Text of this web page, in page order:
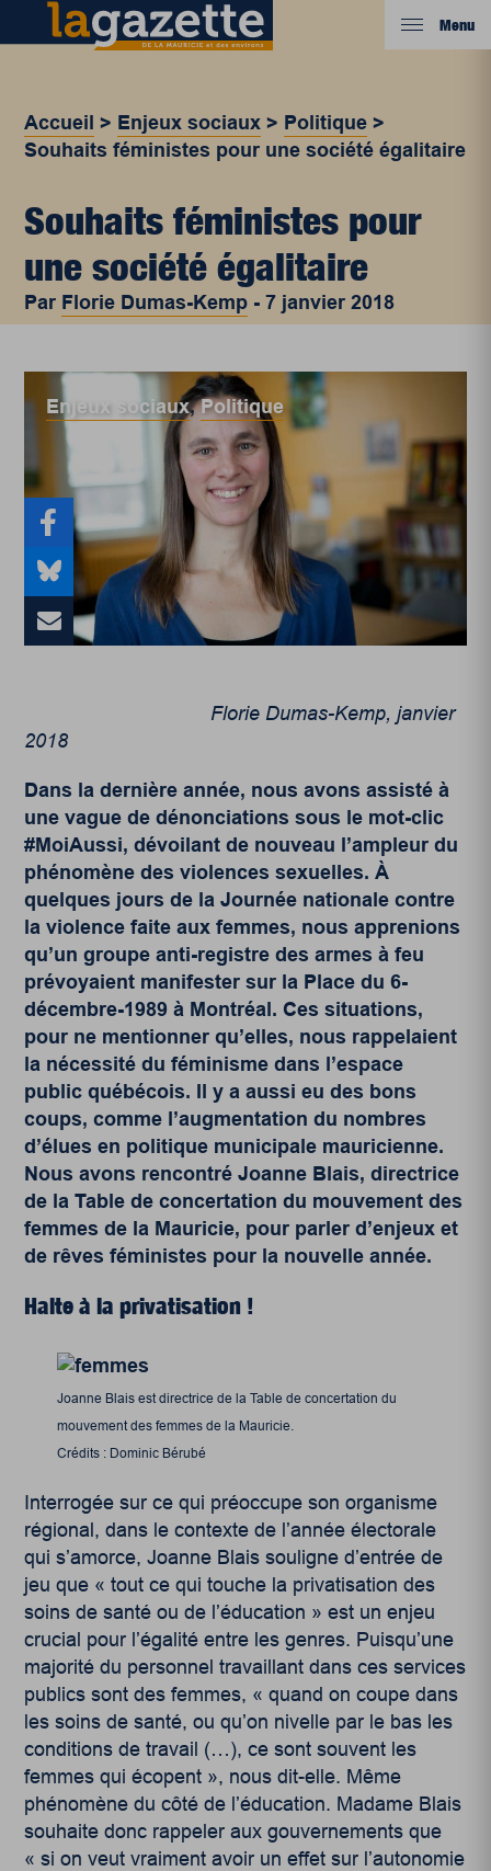
Menu
Accueil > Enjeux sociaux > Politique >
Souhaits féministes pour une société égalitaire
Souhaits féministes pour
une société égalitaire
Par Florie Dumas-Kemp -7 janvier 2018
Enjeux sociaux,Politique
Florie Dumas-Kemp, janvier
2018
Dans la dernière année, nous avons assisté à
une vague de dénonciations sous le mot-clic
#MoiAussi, dévoilant de nouveau l’ampleur du
phénomène des violences sexuelles. À
quelques jours de la Journée nationale contre
la violence faite aux femmes, nous apprenions
qu’un groupe anti-registre des armes à feu
prévoyaient manifester sur la Place du 6-
décembre-1989 à Montréal. Ces situations,
pour ne mentionner qu’elles, nous rappelaient
la nécessité du féminisme dans l’espace
public québécois. Il y a aussi eu des bons
coups, comme l’augmentation du nombres
d’élues en politique municipale mauricienne.
Nous avons rencontré Joanne Blais, directrice
de laTable de concertation du mouvement des
femmes de la Mauricie, pour parler d’enjeux et
de rêves féministes pour la nouvelle année.
Halte à la privatisation !
Joanne Blais est directrice de la Table de concertation du
mouvement des femmes de la Mauricie.
Crédits : Dominic Bérubé
Interrogée sur ce qui préoccupe son organisme
régional, dans le contexte de l’année électorale
qui s’amorce, Joanne Blais souligne d’entrée de
jeu que « tout ce qui touche la privatisation des
soins de santé ou de l’éducation » est un enjeu
crucial pour l’égalité entre les genres. Puisqu’une
majorité du personnel travaillant dans ces services
publics sont des femmes, « quand on coupe dans
les soins de santé, ou qu’on nivelle par le bas les
conditions de travail (…), ce sont souvent les
femmes qui écopent », nous dit-elle. Même
phénomène du côté de l’éducation. Madame Blais
souhaite donc rappeler aux gouvernements que
« si on veut vraiment avoir un effet sur l’autonomie